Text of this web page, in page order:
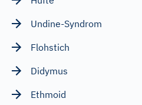
Undine-Syndrom
Flohstich
Didymus
Ethmoid